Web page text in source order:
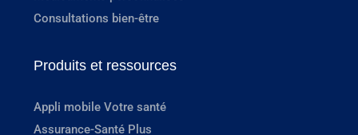
Consultations bien-être
Produits et ressources
Appli mobile Votre santé
Assurance-Santé Plus